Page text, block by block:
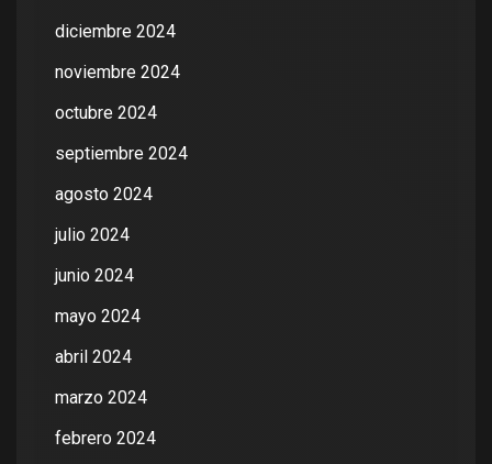
diciembre 2024
noviembre 2024
octubre 2024
septiembre 2024
agosto 2024
julio 2024
junio 2024
mayo 2024
abril 2024
marzo 2024
febrero 2024